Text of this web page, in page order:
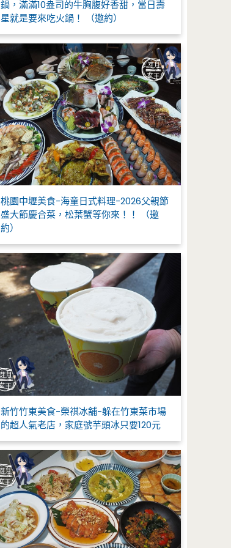
鍋，滿滿10盎司的牛胸腹好香甜，當日壽
星就是要來吃火鍋！ （邀約）
桃園中壢美食-海童日式料理-2026父親節
盛大節慶合菜，松葉蟹等你來！！ （邀
約）
新竹竹東美食-榮祺冰舖-躲在竹東菜市場
的超人氣老店，家庭號芋頭冰只要120元